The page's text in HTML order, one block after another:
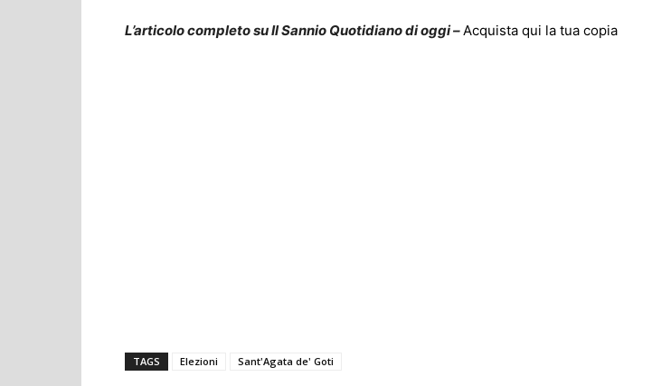
L’articolo completo su Il Sannio Quotidiano di oggi – Acquista qui la tua copia
TAGS Elezioni Sant'Agata de' Goti